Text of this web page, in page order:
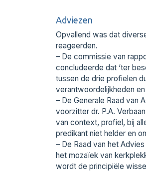
Adviezen
Opvallend was dat
reageerden.
– De commissie van
concludeerde dat ‘ter
tussen de drie profielen
verantwoordelijkheden en
– De Generale Raad van
voorzitter dr. P.A.
van context, profiel, bij
predikant niet helder en
– De Raad van het
het mozaïek van
wordt de principiële